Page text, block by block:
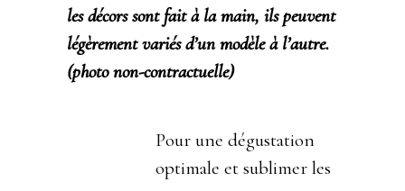
les décors sont fait à la main, ils peuvent
légèrement variés d’un modèle à l’autre.
(photo non-contractuelle)
Pour une dégustation
optimale et sublimer les